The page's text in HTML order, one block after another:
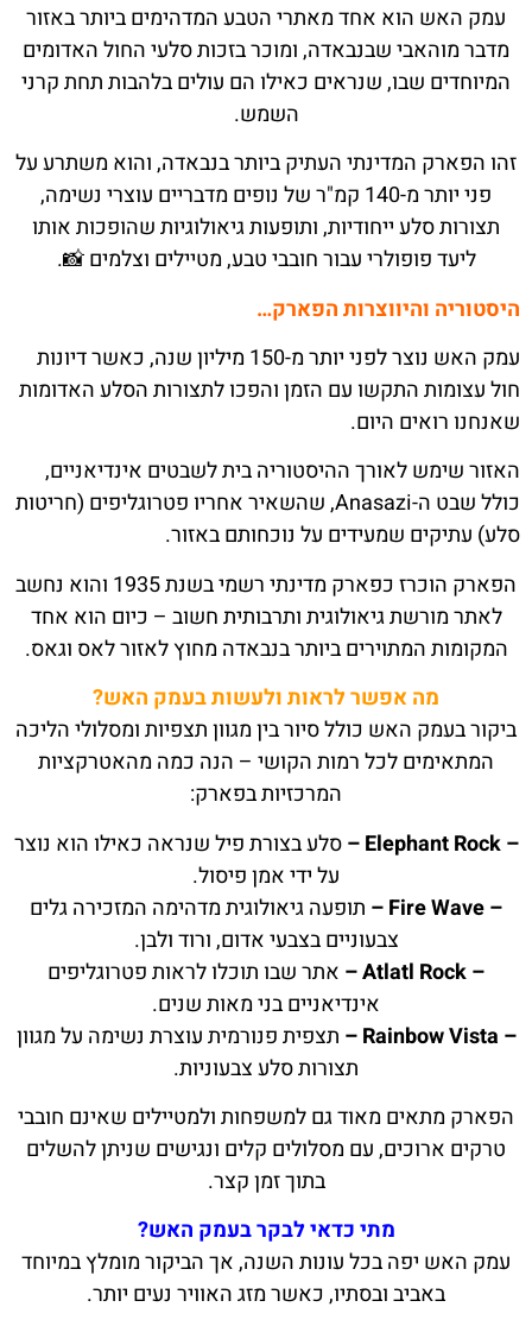
עמק האש הוא אחד מאתרי הטבע המדהימים ביותר באזור
מדבר מוהאבי שבנבאדה, ומוכר בזכות סלעי החול האדומים
המיוחדים שבו, שנראים כאילו הם עולים בלהבות תחת קרני
השמש.
זהו הפארק המדינתי העתיק ביותר בנבאדה, והוא משתרע על
פני יותר מ-140 קמ"ר של נופים מדבריים עוצרי נשימה,
תצורות סלע ייחודיות, ותופעות גיאולוגיות שהופכות אותו
ליעד פופולרי עבור חובבי טבע, מטיילים וצלמים 📸.
היסטוריה והיווצרות הפארק…
עמק האש נוצר לפני יותר מ-150 מיליון שנה, כאשר דיונות
חול עצומות התקשו עם הזמן והפכו לתצורות הסלע האדומות
שאנחנו רואים היום.
האזור שימש לאורך ההיסטוריה בית לשבטים אינדיאניים,
כולל שבט ה-Anasazi, שהשאיר אחריו פטרוגליפים (חריטות
סלע) עתיקים שמעידים על נוכחותם באזור.
הפארק הוכרז כפארק מדינתי רשמי בשנת 1935 והוא נחשב
לאתר מורשת גיאולוגית ותרבותית חשוב – כיום הוא אחד
המקומות המתוירים ביותר בנבאדה מחוץ לאזור לאס וגאס.
מה אפשר לראות ולעשות בעמק האש?
ביקור בעמק האש כולל סיור בין מגוון תצפיות ומסלולי הליכה
המתאימים לכל רמות הקושי – הנה כמה מהאטרקציות
המרכזיות בפארק:
– Elephant Rock –
סלע בצורת פיל שנראה כאילו הוא נוצר
על ידי אמן פיסול.
– Fire Wave –
תופעה גיאולוגית מדהימה המזכירה גלים
צבעוניים בצבעי אדום, ורוד ולבן.
– Atlatl Rock –
אתר שבו תוכלו לראות פטרוגליפים
אינדיאניים בני מאות שנים.
– Rainbow Vista –
תצפית פנורמית עוצרת נשימה על מגוון
תצורות סלע צבעוניות.
הפארק מתאים מאוד גם למשפחות ולמטיילים שאינם חובבי
טרקים ארוכים, עם מסלולים קלים ונגישים שניתן להשלים
בתוך זמן קצר.
מתי כדאי לבקר בעמק האש?
עמק האש יפה בכל עונות השנה, אך הביקור מומלץ במיוחד
באביב ובסתיו, כאשר מזג האוויר נעים יותר.